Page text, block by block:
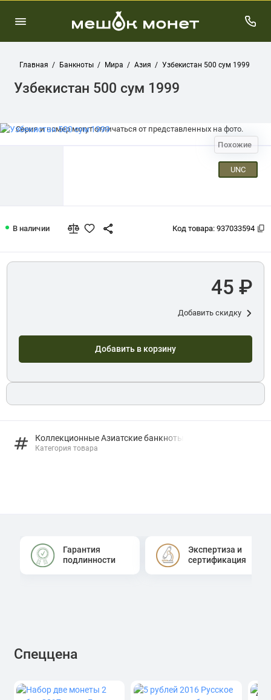
Главная Банкноты Мира Азия Узбекистан 500 сум 1999
Узбекистан 500 сум 1999
Похожие
UNC
Серия и номер могут отличаться от представленных на фото.
В наличии Код товара: 937033594
Коллекционные Азиатские банкноты
Категория товара
45 ₽
Добавить скидку
Добавить в корзину
Гарантия
подлинности
Экспертиза и
сертификация
Спеццена
4.0